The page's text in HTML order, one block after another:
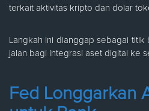
terkait aktivitas kripto dan dolar
Langkah ini dianggap sebagai
jalan bagi integrasi aset digital ke
Fed Longgarkan